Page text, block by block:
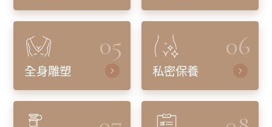
05
全身雕塑
06
私密保養